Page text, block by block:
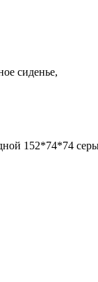
сиденье,